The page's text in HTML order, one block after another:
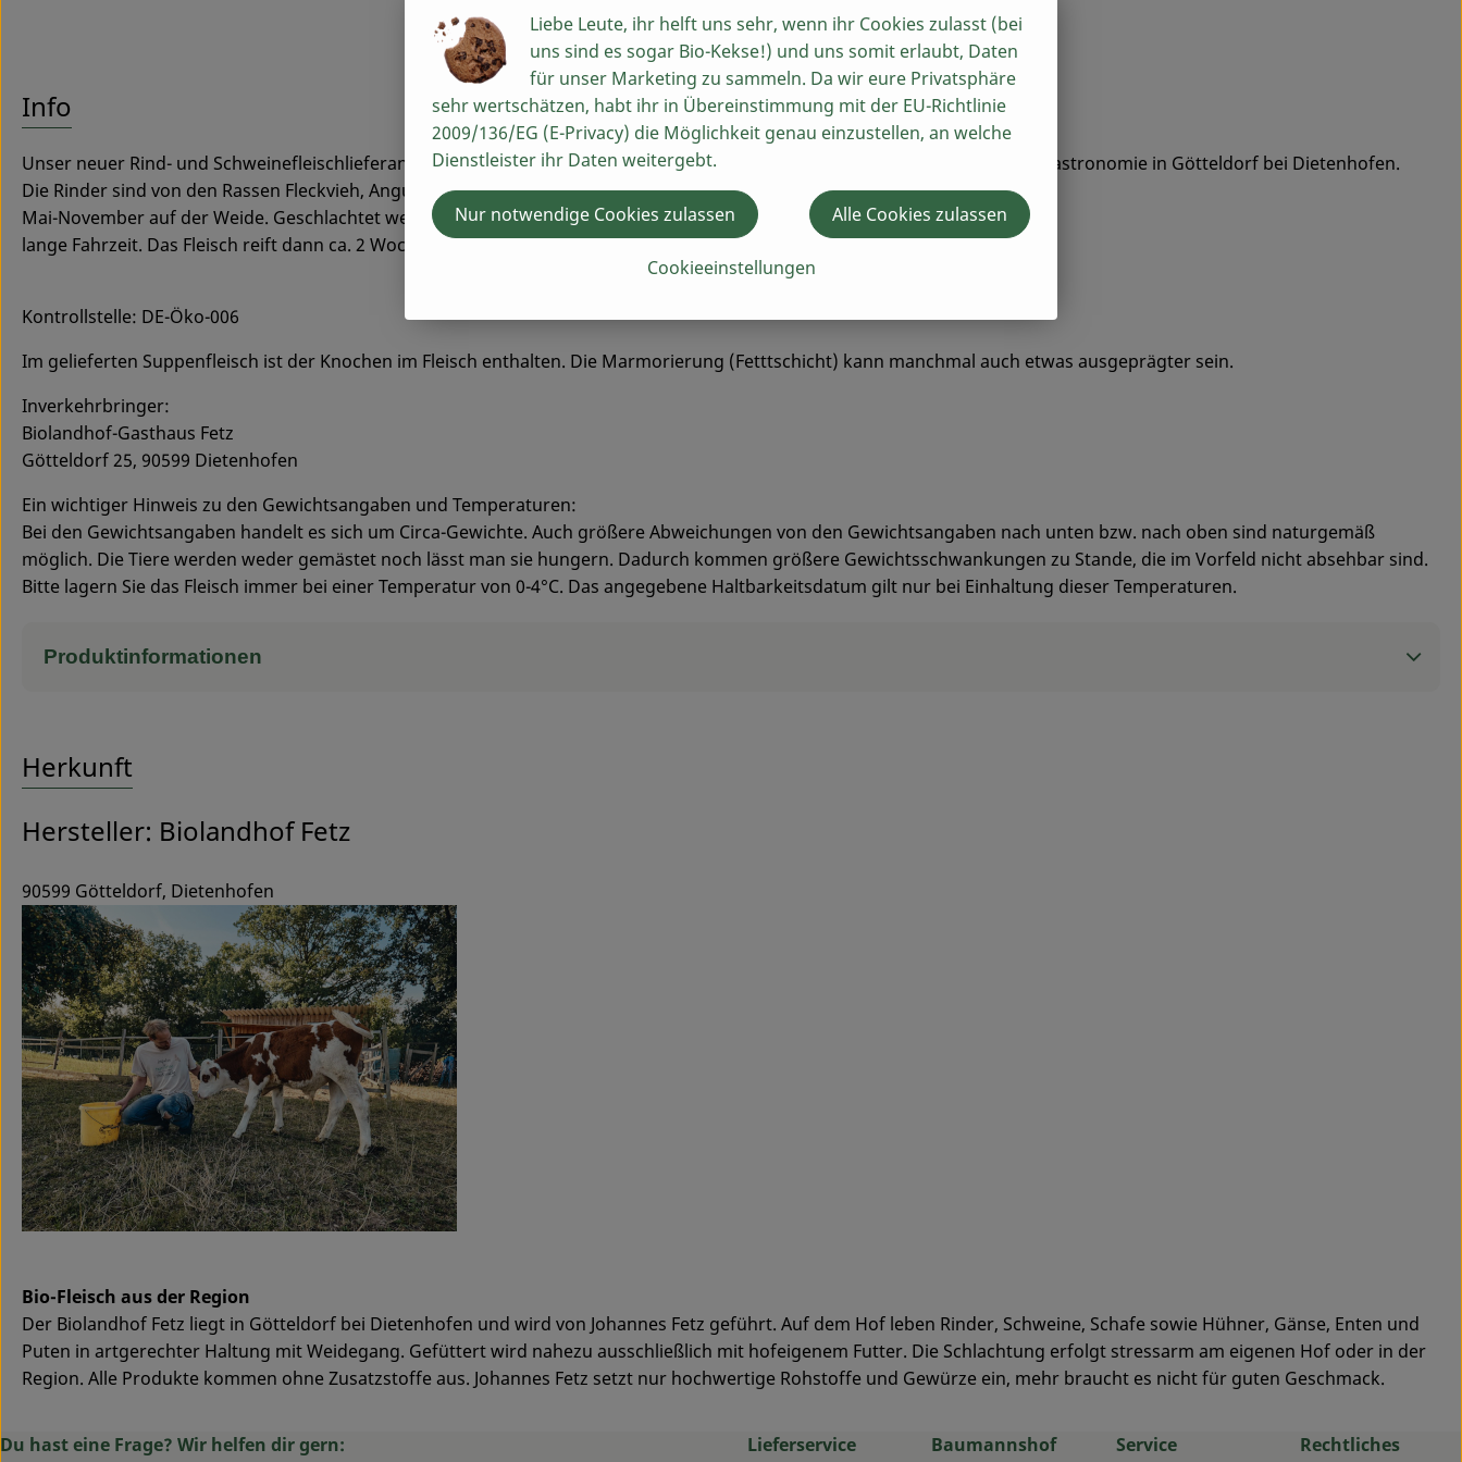
Info
Unser neuer Rind- und Schweinefleischlieferant, die Familie Fetz betreibt einen kleinen Biolandhof mit Mutterkuhhaltung & Gastronomie in Götteldorf bei Dietenhofen.
Die Rinder sind von den Rassen Fleckvieh, Angus und Charolais und stehen von
Mai-November auf der Weide. Geschlachtet werden sie bei einem kleinen Metzger ohne
lange Fahrzeit. Das Fleisch reift dann ca. 2 Wochen trocken am Knochen.
Kontrollstelle: DE-Öko-006
Im gelieferten Suppenfleisch ist der Knochen im Fleisch enthalten. Die Marmorierung (Fetttschicht) kann manchmal auch etwas ausgeprägter sein.
Inverkehrbringer:
Biolandhof-Gasthaus Fetz
Götteldorf 25, 90599 Dietenhofen
Ein wichtiger Hinweis zu den Gewichtsangaben und Temperaturen:
Bei den Gewichtsangaben handelt es sich um Circa-Gewichte. Auch größere Abweichungen von den Gewichtsangaben nach unten bzw. nach oben sind naturgemäß
möglich. Die Tiere werden weder gemästet noch lässt man sie hungern. Dadurch kommen größere Gewichtsschwankungen zu Stande, die im Vorfeld nicht absehbar sind.
Bitte lagern Sie das Fleisch immer bei einer Temperatur von 0-4°C. Das angegebene Haltbarkeitsdatum gilt nur bei Einhaltung dieser Temperaturen.
Produktinformationen
Herkunft
Hersteller: Biolandhof Fetz
90599 Götteldorf, Dietenhofen
Bio-Fleisch aus der Region
Der Biolandhof Fetz liegt in Götteldorf bei Dietenhofen und wird von Johannes Fetz geführt. Auf dem Hof leben Rinder, Schweine, Schafe sowie Hühner, Gänse, Enten und
Puten in artgerechter Haltung mit Weidegang. Gefüttert wird nahezu ausschließlich mit hofeigenem Futter. Die Schlachtung erfolgt stressarm am eigenen Hof oder in der
Region. Alle Produkte kommen ohne Zusatzstoffe aus. Johannes Fetz setzt nur hochwertige Rohstoffe und Gewürze ein, mehr braucht es nicht für guten Geschmack.
Du hast eine Frage? Wir helfen dir gern: Lieferservice Baumannshof Service Rechtliches
Liebe Leute, ihr helft uns sehr, wenn ihr Cookies zulasst (bei
uns sind es sogar Bio-Kekse!) und uns somit erlaubt, Daten
für unser Marketing zu sammeln. Da wir eure Privatsphäre
sehr wertschätzen, habt ihr in Übereinstimmung mit der EU-Richtlinie
2009/136/EG (E-Privacy) die Möglichkeit genau einzustellen, an welche
Dienstleister ihr Daten weitergebt.
Cookieeinstellungen
Nur notwendige Cookies zulassen Alle Cookies zulassen